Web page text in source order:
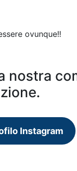
ovunque!!
nostra
Instagram